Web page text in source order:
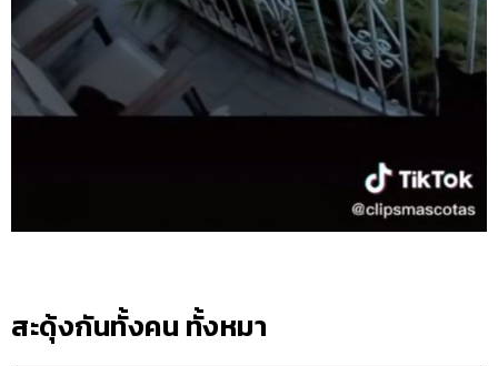
สะดุ้งกันทั้งคน ทั้งหมา